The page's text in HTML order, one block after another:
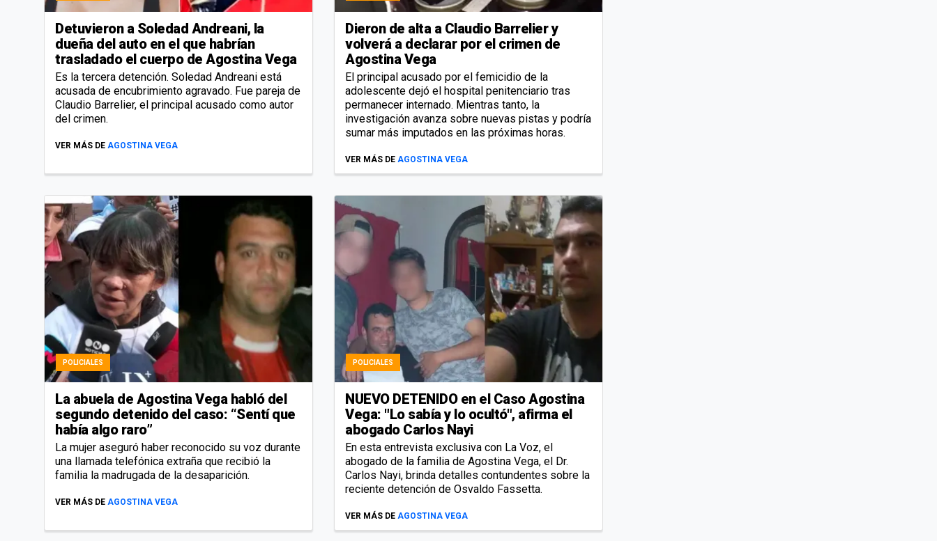
Detuvieron a Soledad Andreani, la
dueña del auto en el que habrían
trasladado el cuerpo de Agostina Vega
Es la tercera detención. Soledad Andreani está
acusada de encubrimiento agravado. Fue pareja de
Claudio Barrelier, el principal acusado como autor
del crimen.
VER MÁS DE AGOSTINA VEGA
Dieron de alta a Claudio Barrelier y
volverá a declarar por el crimen de
Agostina Vega
El principal acusado por el femicidio de la
adolescente dejó el hospital penitenciario tras
permanecer internado. Mientras tanto, la
investigación avanza sobre nuevas pistas y podría
sumar más imputados en las próximas horas.
VER MÁS DE AGOSTINA VEGA
POLICIALES
La abuela de Agostina Vega habló del
segundo detenido del caso: “Sentí que
había algo raro”
La mujer aseguró haber reconocido su voz durante
una llamada telefónica extraña que recibió la
familia la madrugada de la desaparición.
VER MÁS DE AGOSTINA VEGA
POLICIALES
NUEVO DETENIDO en el Caso Agostina
Vega: "Lo sabía y lo ocultó", afirma el
abogado Carlos Nayi
En esta entrevista exclusiva con La Voz, el
abogado de la familia de Agostina Vega, el Dr.
Carlos Nayi, brinda detalles contundentes sobre la
reciente detención de Osvaldo Fassetta.
VER MÁS DE AGOSTINA VEGA